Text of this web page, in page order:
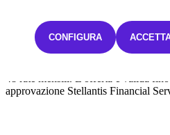
Iva inclusa
667,45€ Iva inclusa/mese
approvazione Stellantis Financial
CONFIGURA